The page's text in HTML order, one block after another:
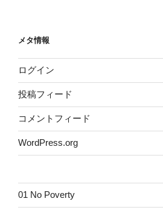
メタ情報
ログイン
投稿フィード
コメントフィード
WordPress.org
01 No Poverty